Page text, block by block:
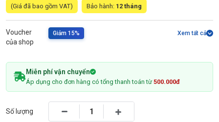
(Giá đã bao gồm VAT) Bảo hành: 12 tháng
Voucher
của shop
Giảm 15% Xem tất cả
Miễn phí vận chuyển
Áp dụng cho đơn hàng có tổng thanh toán từ 500.000đ
Số lượng